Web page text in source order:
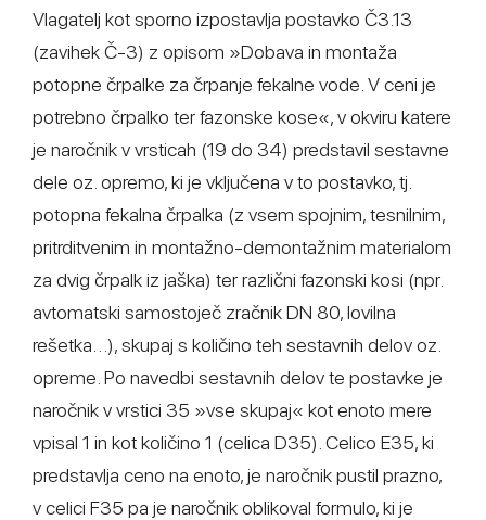
Vlagatelj kot sporno izpostavlja postavko Č3.13
(zavihek Č-3) z opisom »Dobava in montaža
potopne črpalke za črpanje fekalne vode. V ceni je
potrebno črpalko ter fazonske kose«, v okviru katere
je naročnik v vrsticah (19 do 34) predstavil sestavne
dele oz. opremo, ki je vključena v to postavko, tj.
potopna fekalna črpalka (z vsem spojnim, tesnilnim,
pritrditvenim in montažno-demontažnim materialom
za dvig črpalk iz jaška) ter različni fazonski kosi (npr.
avtomatski samostoječ zračnik DN 80, lovilna
rešetka…), skupaj s količino teh sestavnih delov oz.
opreme. Po navedbi sestavnih delov te postavke je
naročnik v vrstici 35 »vse skupaj« kot enoto mere
vpisal 1 in kot količino 1 (celica D35). Celico E35, ki
predstavlja ceno na enoto, je naročnik pustil prazno,
v celici F35 pa je naročnik oblikoval formulo, ki je